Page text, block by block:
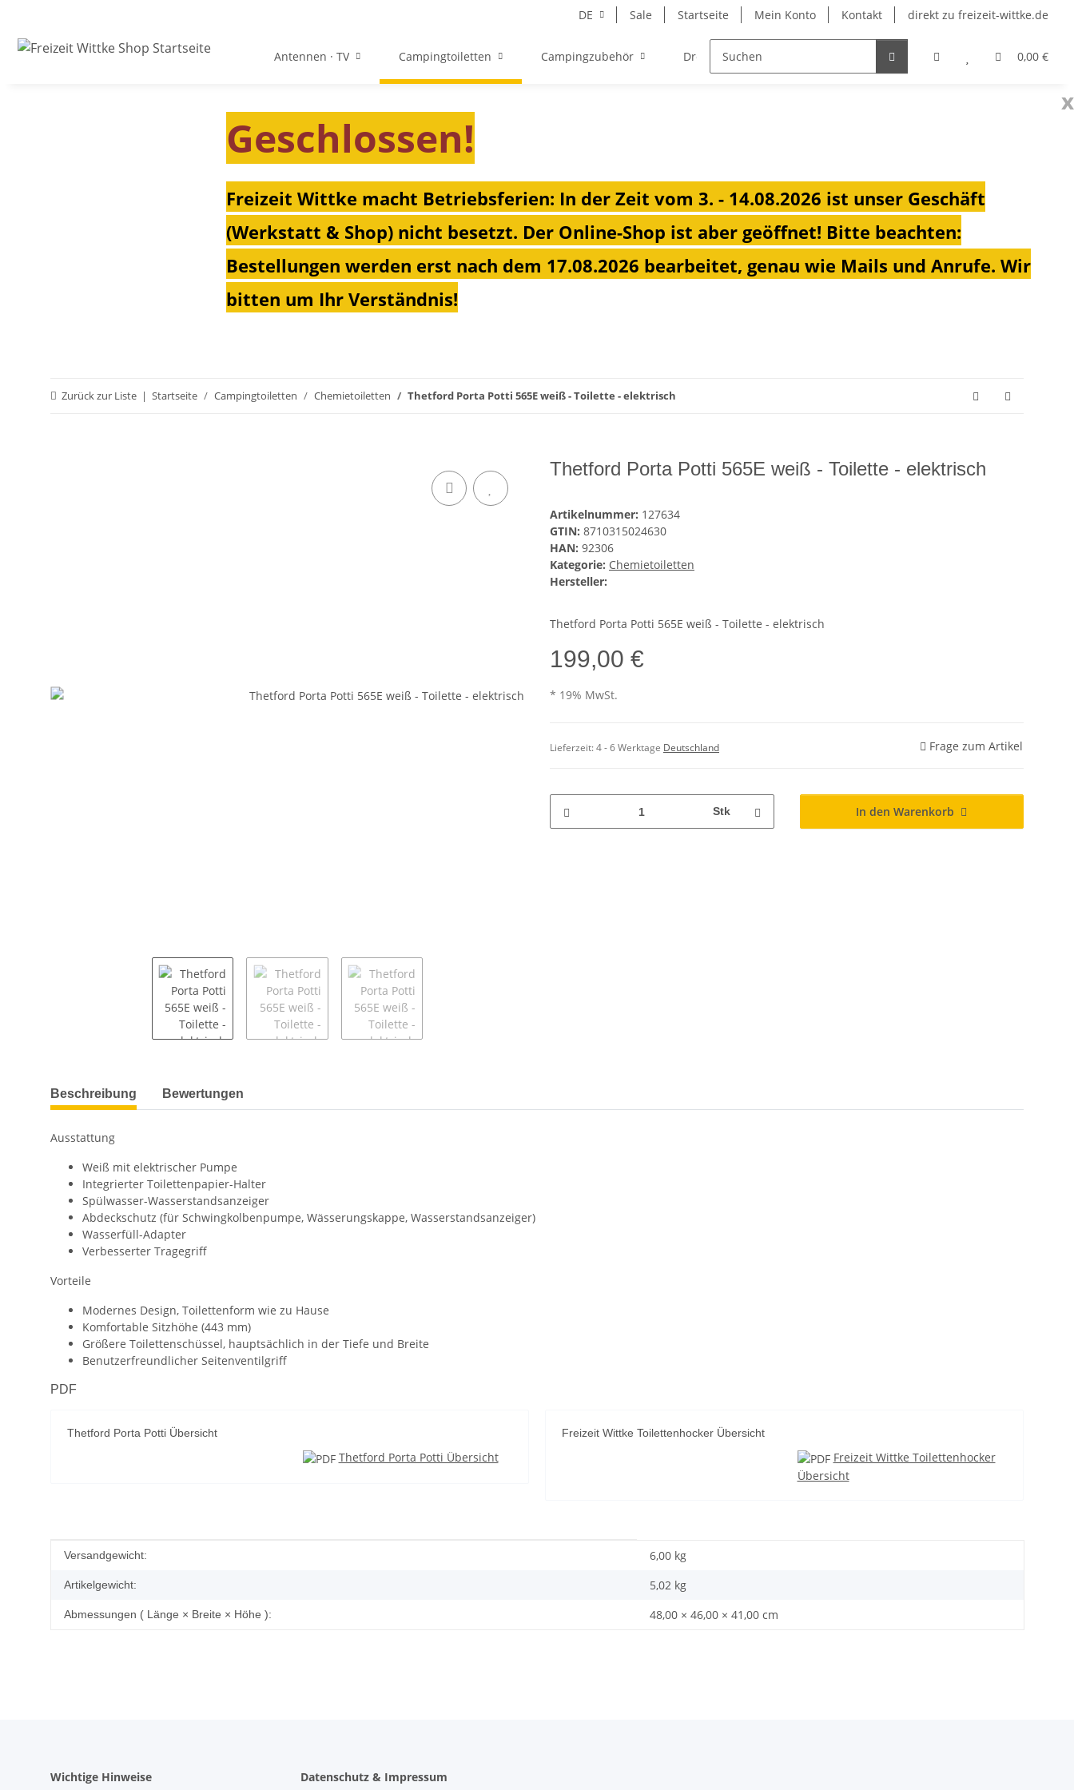
DE Sale Startseite Mein Konto Kontakt direkt zu freizeit-wittke.de
0,00 €
Antennen · TV Campingtoiletten Campingzubehör Drehkonsolen Heizungen für Ihren
x
Geschlossen!
Freizeit Wittke macht Betriebsferien: In der Zeit vom 3. - 14.08.2026 ist unser Geschäft
(Werkstatt & Shop) nicht besetzt. Der Online-Shop ist aber geöffnet! Bitte beachten:
Bestellungen werden erst nach dem 17.08.2026 bearbeitet, genau wie Mails und Anrufe. Wir
bitten um Ihr Verständnis!
Zurück zur Liste Startseite Campingtoiletten Chemietoiletten Thetford Porta Potti 565E weiß - Toilette - elektrisch
Thetford Porta Potti 565E weiß - Toilette - elektrisch
Artikelnummer: 127634
GTIN: 8710315024630
HAN: 92306
Kategorie: Chemietoiletten
Hersteller:
Thetford Porta Potti 565E weiß - Toilette - elektrisch
199,00 €
* 19% MwSt.
Lieferzeit:4 - 6 Werktage Deutschland Frage zum Artikel
Stk In den Warenkorb
weitere Registerkarten anzeigen
Beschreibung Bewertungen
Ausstattung
Weiß mit elektrischer Pumpe
Integrierter Toilettenpapier-Halter
Spülwasser-Wasserstandsanzeiger
Abdeckschutz (für Schwingkolbenpumpe, Wässerungskappe, Wasserstandsanzeiger)
Wasserfüll-Adapter
Verbesserter Tragegriff
Vorteile
Modernes Design, Toilettenform wie zu Hause
Komfortable Sitzhöhe (443 mm)
Größere Toilettenschüssel, hauptsächlich in der Tiefe und Breite
Benutzerfreundlicher Seitenventilgriff
PDF
Thetford Porta Potti Übersicht
Thetford Porta Potti Übersicht
Freizeit Wittke Toilettenhocker Übersicht
Freizeit Wittke Toilettenhocker
Übersicht
Produkteigenschaft
Wert
Versandgewicht: 6,00 kg
Artikelgewicht: 5,02 kg
Abmessungen ( Länge × Breite × Höhe ): 48,00 × 46,00 × 41,00 cm
Wichtige Hinweise Datenschutz & Impressum